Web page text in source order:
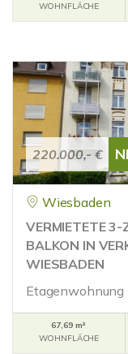
WOHNFLÄCHE
220.000,- €
Wiesbaden
VERMIETETE
BALKON IN
WIESBADEN
Etagenwohnung
67,69 m²
WOHNFLÄCHE